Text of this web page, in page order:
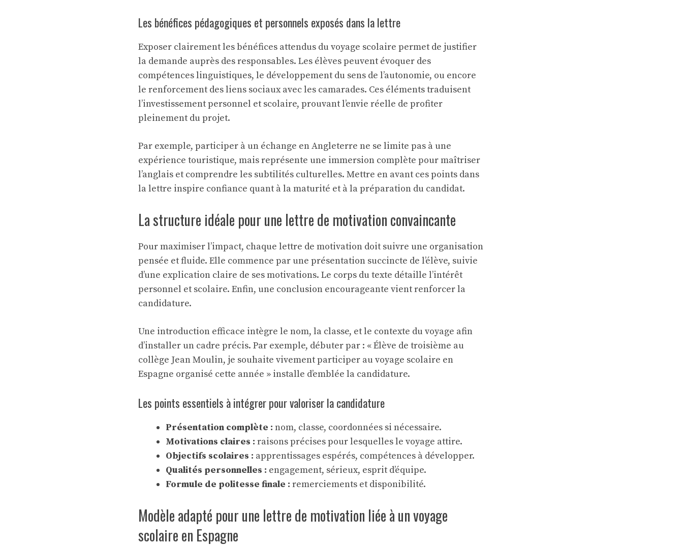
Les bénéfices pédagogiques et personnels exposés dans la lettre
Exposer clairement les bénéfices attendus du voyage scolaire permet de justifier
la demande auprès des responsables. Les élèves peuvent évoquer des
compétences linguistiques, le développement du sens de l’autonomie, ou encore
le renforcement des liens sociaux avec les camarades. Ces éléments traduisent
l’investissement personnel et scolaire, prouvant l’envie réelle de profiter
pleinement du projet.
Par exemple, participer à un échange en Angleterre ne se limite pas à une
expérience touristique, mais représente une immersion complète pour maîtriser
l’anglais et comprendre les subtilités culturelles. Mettre en avant ces points dans
la lettre inspire confiance quant à la maturité et à la préparation du candidat.
La structure idéale pour une lettre de motivation convaincante
Pour maximiser l’impact, chaque lettre de motivation doit suivre une organisation
pensée et fluide. Elle commence par une présentation succincte de l’élève, suivie
d’une explication claire de ses motivations. Le corps du texte détaille l’intérêt
personnel et scolaire. Enfin, une conclusion encourageante vient renforcer la
candidature.
Une introduction efficace intègre le nom, la classe, et le contexte du voyage afin
d’installer un cadre précis. Par exemple, débuter par : « Élève de troisième au
collège Jean Moulin, je souhaite vivement participer au voyage scolaire en
Espagne organisé cette année » installe d’emblée la candidature.
Les points essentiels à intégrer pour valoriser la candidature
Présentation complète : nom, classe, coordonnées si nécessaire.
Motivations claires : raisons précises pour lesquelles le voyage attire.
Objectifs scolaires : apprentissages espérés, compétences à développer.
Qualités personnelles : engagement, sérieux, esprit d’équipe.
Formule de politesse finale : remerciements et disponibilité.
Modèle adapté pour une lettre de motivation liée à un voyage
scolaire en Espagne